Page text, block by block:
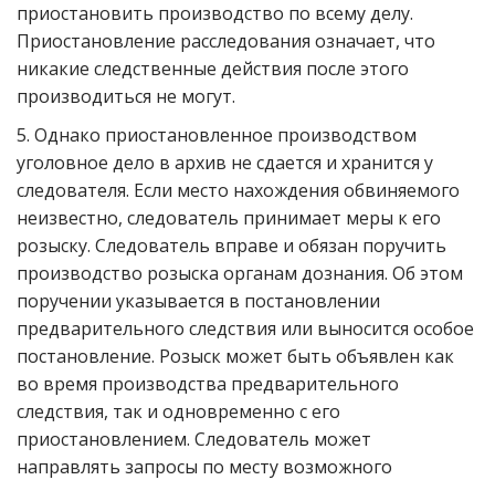
приостановить производство по всему делу.
Приостановление расследования означает, что
никакие следственные действия после этого
производиться не могут.
5. Однако приостановленное производством
уголовное дело в архив не сдается и хранится у
следователя. Если место нахождения обвиняемого
неизвестно, следователь принимает меры к его
розыску. Следователь вправе и обязан поручить
производство розыска органам дознания. Об этом
поручении указывается в постановлении
предварительного следствия или выносится особое
постановление. Розыск может быть объявлен как
во время производства предварительного
следствия, так и одновременно с его
приостановлением. Следователь может
направлять запросы по месту возможного